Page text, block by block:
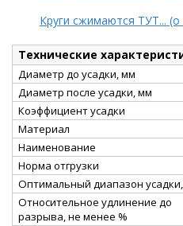
Круги сжимаются ТУТ... (о
Технические
Диаметр до усадки, мм
Диаметр после усадки, мм
Коэффициент усадки
Материал
Наименование
Норма отгрузки
Оптимальный диапазон
Относительное удлинение до
разрыва, не менее %